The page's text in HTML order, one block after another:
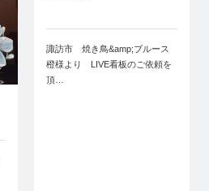
諏訪市 焼き鳥&amp;ブルース
橙様より LIVE看板のご依頼を
頂…